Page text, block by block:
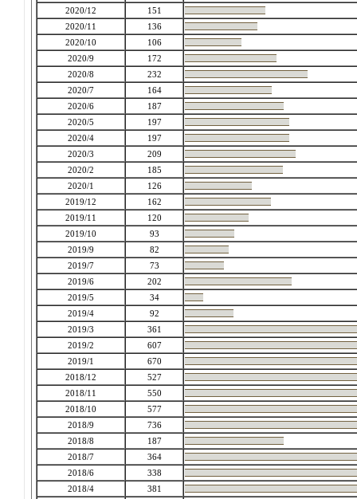
2020/12
151
2020/11
136
2020/10
106
2020/9
172
2020/8
232
2020/7
164
2020/6
187
2020/5
197
2020/4
197
2020/3
209
2020/2
185
2020/1
126
2019/12
162
2019/11
120
2019/10
93
2019/9
82
2019/7
73
2019/6
202
2019/5
34
2019/4
92
2019/3
361
2019/2
607
2019/1
670
2018/12
527
2018/11
550
2018/10
577
2018/9
736
2018/8
187
2018/7
364
2018/6
338
2018/4
381